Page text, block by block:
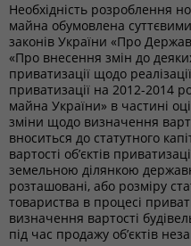
Необхідність розроблення
майна обумовлена
законів України «Про
«Про внесення змін до
приватизації щодо
приватизації на 2012-2014
майна України» в частині
зміни щодо визначення
вноситься до статутного
вартості об’єктів
земельною ділянкою
розташовані, або розміру
товариства в процесі
визначення вартості
під час продажу об’єктів